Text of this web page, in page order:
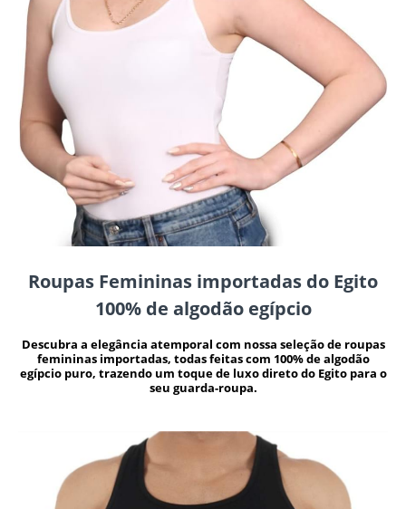
Roupas Femininas importadas do Egito
100% de algodão egípcio
Descubra a elegância atemporal com nossa seleção de roupas
femininas importadas, todas feitas com 100% de algodão
egípcio puro, trazendo um toque de luxo direto do Egito para o
seu guarda-roupa.